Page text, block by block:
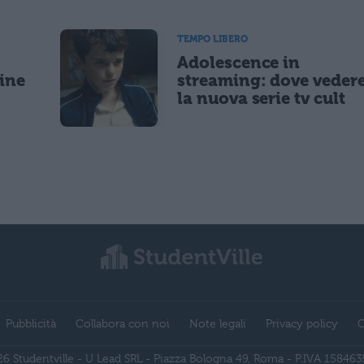
TEMPO LIBERO
Adolescence in
streaming: dove
la nuova serie tv cult
Pubblicità Collabora con noi Note legali Privacy policy
Studentville - U Lead SRL - Piazza Bologna 49, Roma - P.IVA